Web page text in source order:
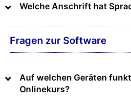
Welche Anschrift hat
Fragen zur Software
Auf welchen Geräten
Onlinekurs?